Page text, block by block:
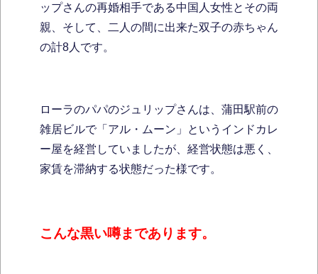
ップさんの再婚相手である中国人女性とその両
親、そして、二人の間に出来た双子の赤ちゃん
の計8人です。
ローラのパパのジュリップさんは、蒲田駅前の
雑居ビルで「アル・ムーン」というインドカレ
ー屋を経営していましたが、経営状態は悪く、
家賃を滞納する状態だった様です。
こんな黒い噂まであります。